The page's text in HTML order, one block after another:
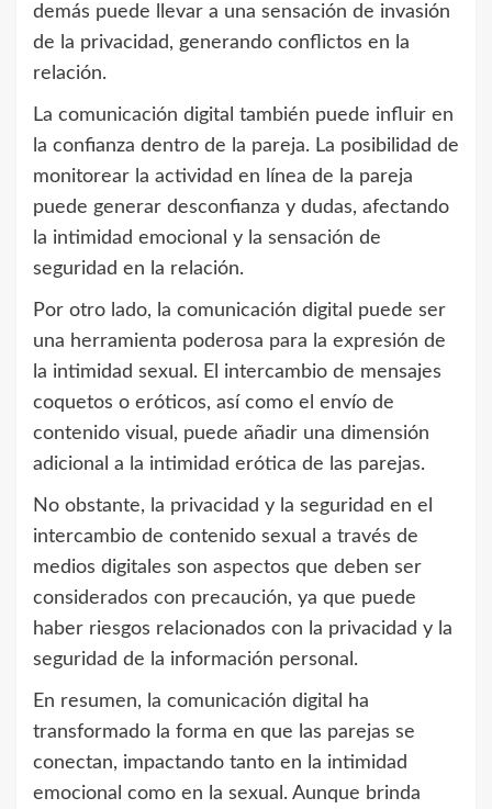
demás puede llevar a una sensación de invasión
de la privacidad, generando conflictos en la
relación.
La comunicación digital también puede influir en
la confianza dentro de la pareja. La posibilidad de
monitorear la actividad en línea de la pareja
puede generar desconfianza y dudas, afectando
la intimidad emocional y la sensación de
seguridad en la relación.
Por otro lado, la comunicación digital puede ser
una herramienta poderosa para la expresión de
la intimidad sexual. El intercambio de mensajes
coquetos o eróticos, así como el envío de
contenido visual, puede añadir una dimensión
adicional a la intimidad erótica de las parejas.
No obstante, la privacidad y la seguridad en el
intercambio de contenido sexual a través de
medios digitales son aspectos que deben ser
considerados con precaución, ya que puede
haber riesgos relacionados con la privacidad y la
seguridad de la información personal.
En resumen, la comunicación digital ha
transformado la forma en que las parejas se
conectan, impactando tanto en la intimidad
emocional como en la sexual. Aunque brinda